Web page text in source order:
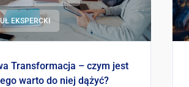
EKSPERCKI
Transformacja – czym jest
warto do niej dążyć?